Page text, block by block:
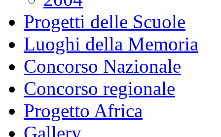
Progetti delle Scuole
Luoghi della Memoria
Concorso Nazionale
Concorso regionale
Progetto Africa
Gallery